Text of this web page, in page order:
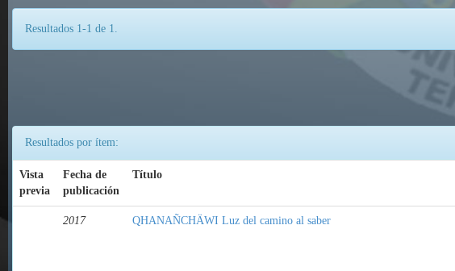
Resultados 1-1 de 1.
Resultados por ítem:
Vista
previa
Fecha de
publicación
Título
2017 QHANAÑCHÄWI Luz del camino al saber